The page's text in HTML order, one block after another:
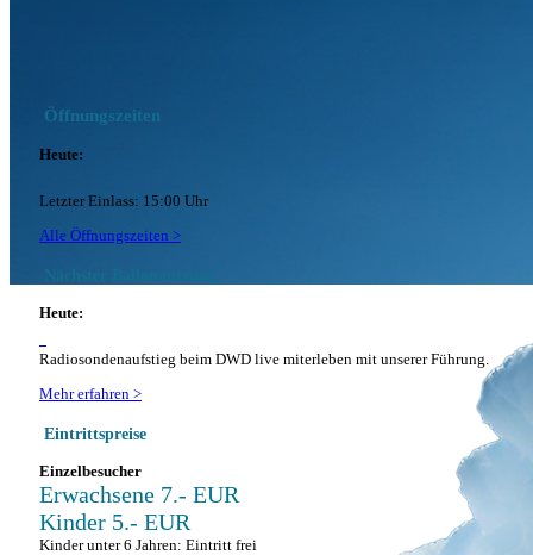
Öffnungszeiten
Heute:
Letzter Einlass: 15:00 Uhr
Alle Öffnungszeiten >
Heute:
Radiosondenaufstieg beim DWD live miterleben mit unserer Führung.
Mehr erfahren >
Eintrittspreise
Einzelbesucher
Erwachsene 7.- EUR
Kinder 5.- EUR
Kinder unter 6 Jahren: Eintritt frei